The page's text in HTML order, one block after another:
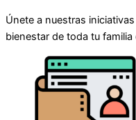
Únete a nuestras
bienestar de toda tu